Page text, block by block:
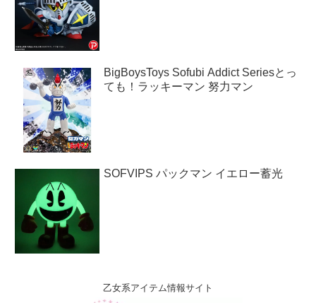
BigBoysToys Sofubi Addict Seriesとっ
ても！ラッキーマン 努力マン
SOFVIPS パックマン イエロー蓄光
乙女系アイテム情報サイト